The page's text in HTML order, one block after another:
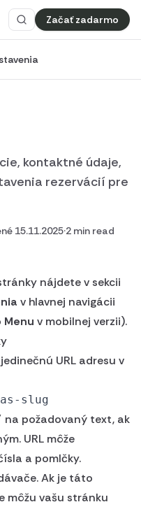
Začať zadarmo
kontaktné údaje,
rezervácií pre
15.11.2025·2 min read
nájdete v sekcii
v hlavnej navigácii
Menu v mobilnej verzii).
URL adresu v
na požadovaný text, ak
URL môže
a pomlčky.
Ak je táto
môžu vašu stránku